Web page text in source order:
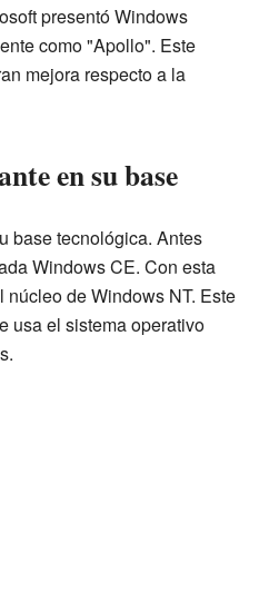
presentó Windows
como "Apollo". Este
mejora respecto a la
en su base
base tecnológica. Antes
Windows CE. Con esta
de Windows NT. Este
usa el sistema operativo